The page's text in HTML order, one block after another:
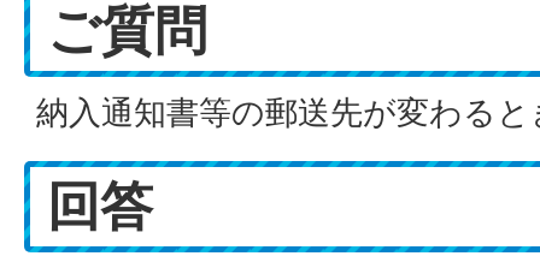
ご質問
納入通知書等の郵送先が変わる
回答